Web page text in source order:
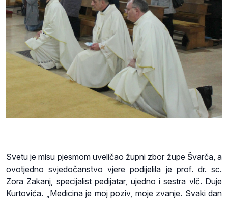
Svetu je misu pjesmom uveličao župni zbor župe Švarča, a
ovotjedno svjedočanstvo vjere podijelila je prof. dr. sc.
Zora Zakanj, specijalist pedijatar, ujedno i sestra vlč. Duje
Kurtovića. „Medicina je moj poziv, moje zvanje. Svaki dan